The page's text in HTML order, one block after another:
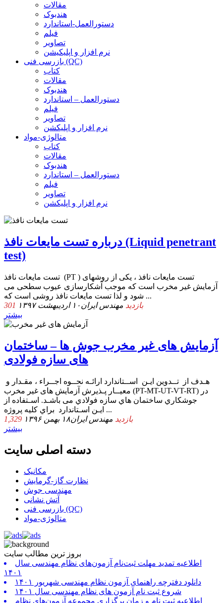
مقالات
هندبوک
دستورالعمل-استاندارد
فیلم
تصاویر
نرم افزار و اپلیکیشن
بازرسی فنی (QC)
کتاب
مقالات
هندبوک
دستورالعمل – استاندارد
فیلم
تصاویر
نرم افزار و اپلیکشن
متالوژی-مواد
کتاب
مقالات
هندبوک
دستورالعمل – استاندارد
فیلم
تصاویر
نرم افزار و اپلیکشن
درباره تست مایعات نافذ (Liquid penetrant
test)
تست مایعات نافذ (PT ) تست مایعات نافذ ، یکی از روشهای
آزمایش غیر مخرب است که موجب آشکارسازی عیوب سطحی می
شود و لذا تست مایعات نافذ روشی است که ...
301 بازدید مهندس ایران۱۰ اردیبهشت ۱۳۹۷
بیشتر
آزمایش های غیر مخرب ﺟﻮش ﻫﺎ – ﺳﺎﺧﺘﻤﺎن
ﻫﺎی ﺳﺎزه ﻓﻮﻻدی
ﻫـﺪف از ﺗــﺪوﯾﻦ اﯾـﻦ اﺳــﺘﺎﻧﺪارد اراﺋـﻪ ﻧﺤــﻮه اﺟــﺮاء ، ﻣﻘـﺪار و
ﻣﻌﯿــﺎر ﭘـﺬﯾﺮش آزمایش های غیر مخرب (PT-MT-UT-VT-RT) در
ﺟﻮﺷﮑﺎري ﺳﺎﺧﺘﻤﺎن ﻫﺎي ﺳﺎزه ﻓﻮﻻدي ﻣﯽ ﺑﺎﺷـﺪ. اﺳـﺘﻔﺎده از
اﯾـﻦ اﺳـﺘﺎﻧﺪارد ﺑﺮاي ﮐﻠﯿﻪ ﭘﺮوژه ...
1,329 بازدید مهندس ایران۱۸ بهمن ۱۳۹۶
بیشتر
دسته اصلی سایت
مکانیک
نظارت گاز-گرمایش
مهندسی جوش
آتش نشانی
بازرسی فنی (QC)
متالوژی-مواد
بروز ترین مطالب سایت
اطلاعیه تمدید مهلت ثبت‌نام آزمون‌های نظام مهندسی سال
۱۴۰۱
دانلود دفترچه راهنمای آزمون نظام مهندسی شهریور ۱۴۰۱
شروع ثبت نام آزمون های نظام مهندسی سال ۱۴۰۱
اطلاعیه ثبت نام و زمان برگزاری مجموعه آزمون‌های نظام